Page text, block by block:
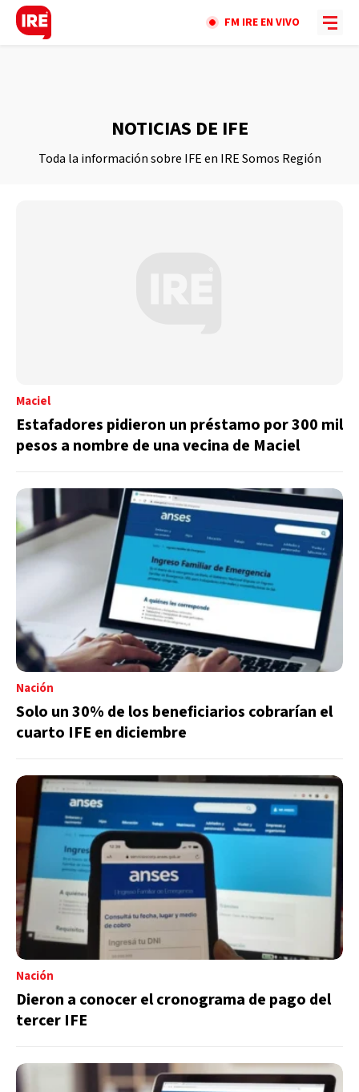
FM IRE EN VIVO
NOTICIAS DE IFE
Toda la información sobre IFE en IRE Somos Región
Maciel
Estafadores pidieron un préstamo por 300 mil
pesos a nombre de una vecina de Maciel
Nación
Solo un 30% de los beneficiarios cobrarían el
cuarto IFE en diciembre
Nación
Dieron a conocer el cronograma de pago del
tercer IFE